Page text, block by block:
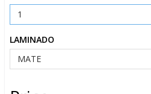
LAMINADO